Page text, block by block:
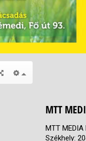
MTT
MTT MEDIA
Székhely: